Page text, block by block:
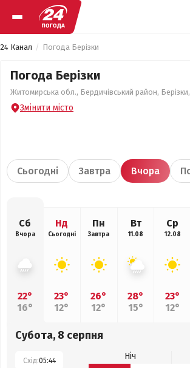
24 Канал Погода Берізки
Погода Берізки
Житомирська обл., Бердичівський район,
Змінити місто
Сьогодні Завтра Вчора
Сб
Вчора
22°
16°
Нд
Сьогодні
23°
12°
Пн
Завтра
26°
12°
Вт
11.08
28°
15°
Ср
12.08
23°
12°
Субота, 8 серпня
Схід:05:44 Ніч